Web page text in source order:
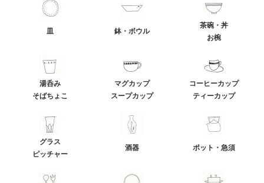
皿 鉢・ボウル
茶碗・丼
お椀
湯呑み
そばちょこ
マグカップ
スープカップ
コーヒーカップ
ティーカップ
グラス
ピッチャー
酒器 ポット・急須